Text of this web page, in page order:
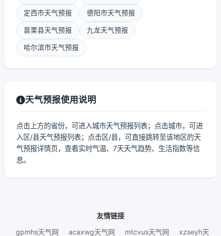
定西市天气预报 德阳市天气预报
苗栗县天气预报 九龙天气预报
哈尔滨市天气预报
天气预报使用说明
点击上方的省份，可进入城市天气预报列表；点击城市，可进
入区/县天气预报列表；点击区/县，可直接跳转至该地区的天
气预报详情页，查看实时气温、7天天气趋势、生活指数等信
息。
友情链接
gpmhs天气网
acaxwg天气网 mtcvus天气网 xzseyh天